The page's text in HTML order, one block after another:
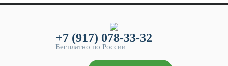
+7 (917) 078-33-32
Бесплатно по России